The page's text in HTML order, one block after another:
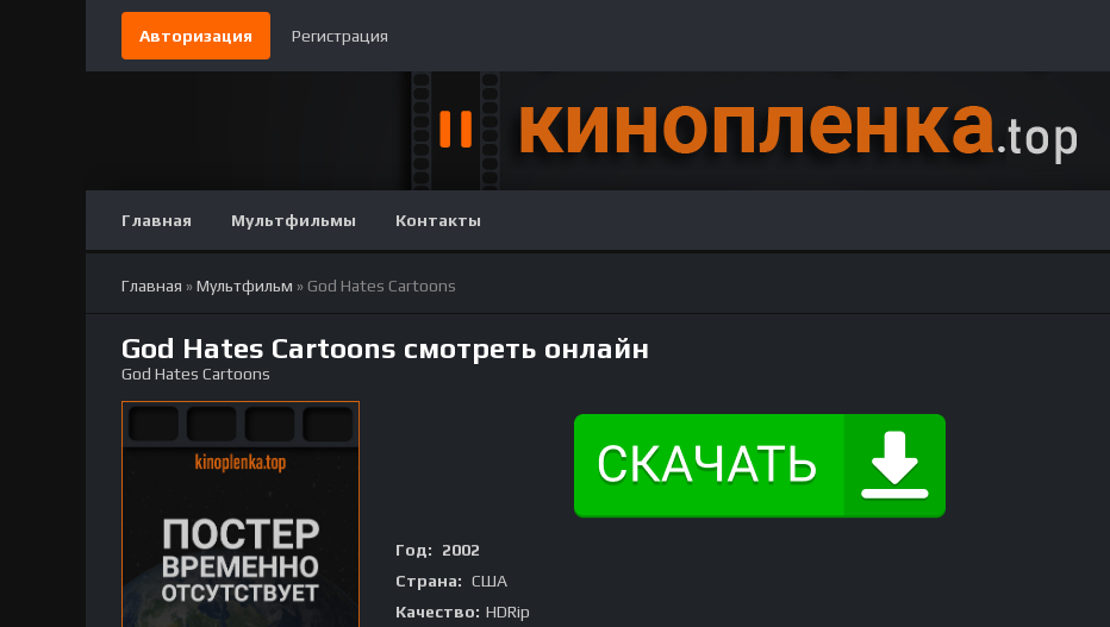
Авторизация Регистрация
Главная Мультфильмы Контакты
Главная »Мультфильм » God Hates Cartoons
God Hates Cartoons смотреть онлайн
God Hates Cartoons
Год:
2002
Страна: США
Качество: HDRip